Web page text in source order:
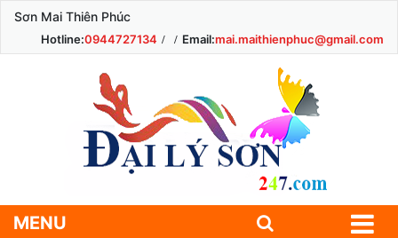
Sơn Mai Thiên Phúc
Hotline:0944727134 Email:mai.maithienphuc@gmail.com
MENU